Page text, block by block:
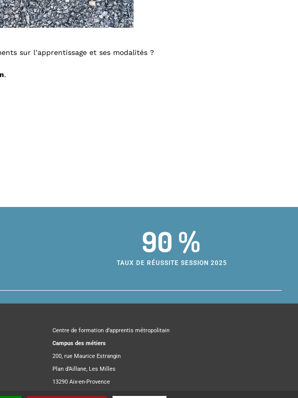
sur l’apprentissage et ses modalités ?
.
90 %
TAUX DE RÉUSSITE SESSION 2025
Centre de formation d’apprentis métropolitain
Campus des métiers
200, rue Maurice Estrangin
Plan d’Aillane, Les Milles
13290 Aix-en-Provence
Courriel :campusdesmetiers@ampmetropole.fr